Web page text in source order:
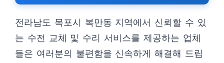
전라남도 목포시 복만동 지역에서 신뢰할 수 있
는 수전 교체 및 수리 서비스를 제공하는 업체
들은 여러분의 불편함을 신속하게 해결해 드립